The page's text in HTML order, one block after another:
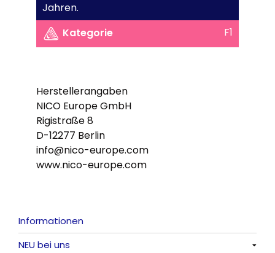
Jahren.
Kategorie
F1
Herstellerangaben
NICO Europe GmbH
Rigistraße 8
D-12277 Berlin
info@nico-europe.com
www.nico-europe.com
Informationen
NEU bei uns